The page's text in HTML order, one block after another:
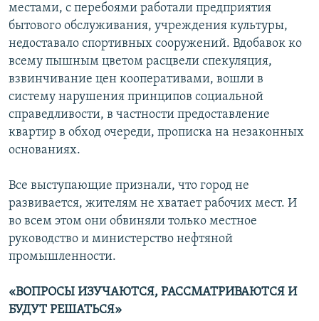
местами, с перебоями работали предприятия
бытового обслуживания, учреждения культуры,
недоставало спортивных сооружений. Вдобавок ко
всему пышным цветом расцвели спекуляция,
взвинчивание цен кооперативами, вошли в
систему нарушения принципов социальной
справедливости, в частности предоставление
квартир в обход очереди, прописка на незаконных
основаниях.
Все выступающие признали, что город не
развивается, жителям не хватает рабочих мест. И
во всем этом они обвиняли только местное
руководство и министерство нефтяной
промышленности.
«ВОПРОСЫ ИЗУЧАЮТСЯ, РАССМАТРИВАЮТСЯ И
БУДУТ РЕШАТЬСЯ»